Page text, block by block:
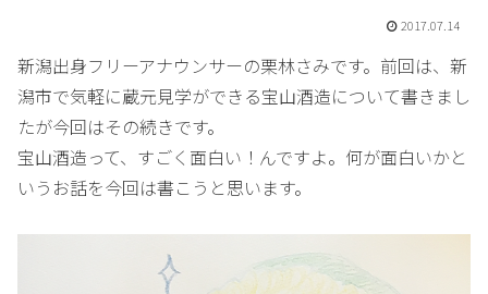
2017.07.14
新潟出身フリーアナウンサーの栗林さみです。前回は、新
潟市で気軽に蔵元見学ができる宝山酒造について書きまし
たが今回はその続きです。
宝山酒造って、すごく面白い！んですよ。何が面白いかと
いうお話を今回は書こうと思います。